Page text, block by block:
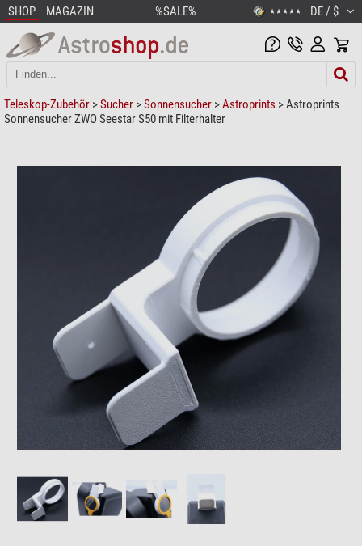
SHOP MAGAZIN %SALE% ★★★★★ DE / $
Teleskop-Zubehör >Sucher >Sonnensucher >Astroprints > Astroprints
Sonnensucher ZWO Seestar S50 mit Filterhalter